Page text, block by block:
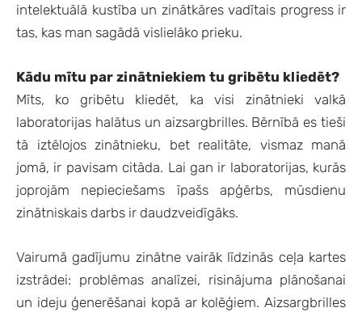
intelektuālā kustība un zinātkāres vadītais progress ir
tas, kas man sagādā vislielāko prieku.
Kādu mītu par zinātniekiem tu gribētu kliedēt?
Mīts, ko gribētu kliedēt, ka visi zinātnieki valkā
laboratorijas halātus un aizsargbrilles. Bērnībā es tieši
tā iztēlojos zinātnieku, bet realitāte, vismaz manā
jomā, ir pavisam citāda. Lai gan ir laboratorijas, kurās
joprojām nepieciešams īpašs apģērbs, mūsdienu
zinātniskais darbs ir daudzveidīgāks.
Vairumā gadījumu zinātne vairāk līdzinās ceļa kartes
izstrādei: problēmas analīzei, risinājuma plānošanai
un ideju ģenerēšanai kopā ar kolēģiem. Aizsargbrilles